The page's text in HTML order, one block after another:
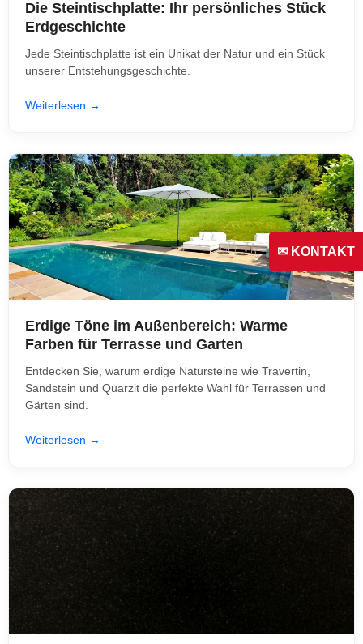
Die Steintischplatte: Ihr persönliches Stück
Erdgeschichte
Jede Steintischplatte ist ein Unikat der Natur und ein Stück
unserer Entstehungsgeschichte.
Weiterlesen →
Erdige Töne im Außenbereich: Warme
Farben für Terrasse und Garten
Entdecken Sie, warum erdige Natursteine wie Travertin,
Sandstein und Quarzit die perfekte Wahl für Terrassen und
Gärten sind.
Weiterlesen →
✉ KONTAKT